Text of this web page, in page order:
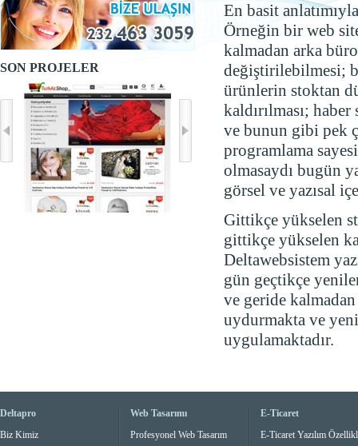
SON PROJELER
En basit
Örneğin bir web
kalmadan arka
değiştirilebilmesi;
ürünlerin stoktan
kaldırılması;
ve bunun gibi pek
programlama
olmasaydı bugün
görsel ve yazısal
Gittikçe yükselen
gittikçe yükselen
Deltawebsistem
gün geçtikçe
ve geride
uydurmakta ve
uygulamaktadır.
Deltapro
Biz Kimiz
Web Tasarımı
Profesyonel Web Tasarım
E-Ticaret
E-Ticaret Yazılım